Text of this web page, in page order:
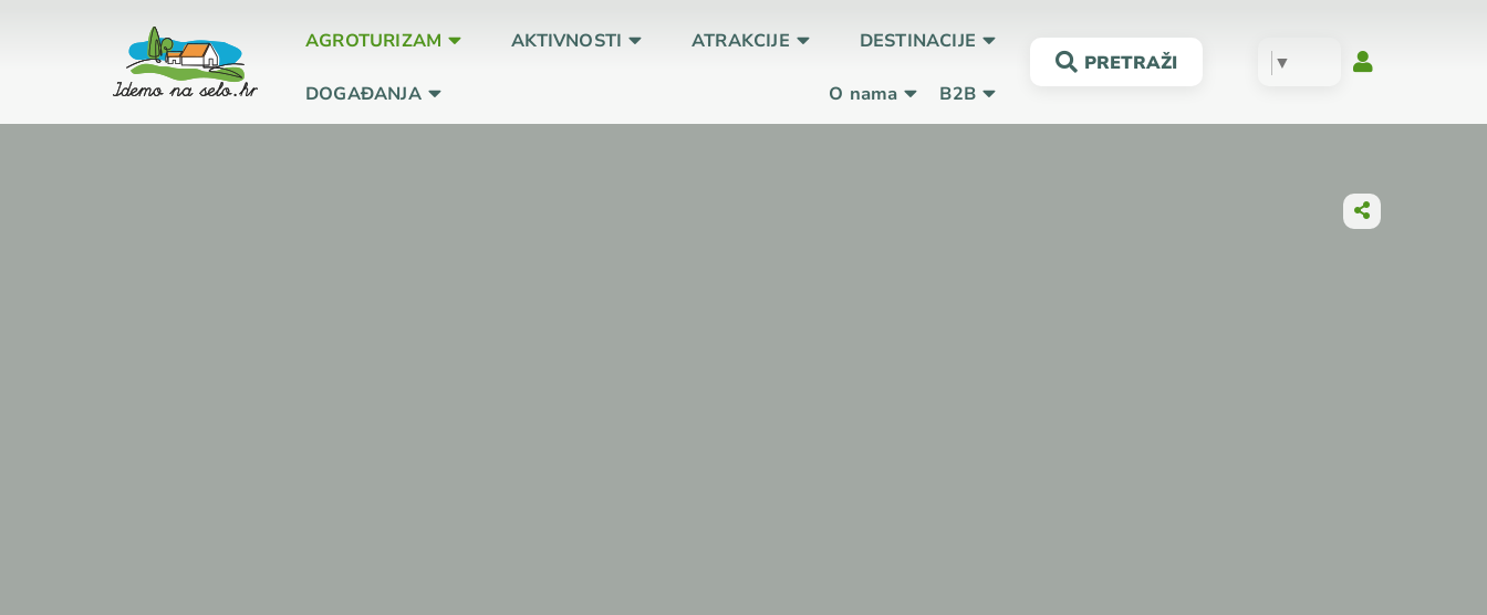
AGROTURIZAM AKTIVNOSTI ATRAKCIJE DESTINACIJE
DOGAĐANJA O nama B2B
PRETRAŽI ▼